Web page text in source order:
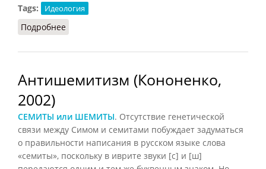
Tags:
Идеология
Подробнее
Антишемитизм (Кононенко,
2002)
СЕМИТЫ или ШЕМИТЫ. Отсутствие генетической
связи между Симом и семитами побуждает задуматься
о правильности написания в русском языке слова
«семиты», поскольку в иврите звуки [с] и [ш]